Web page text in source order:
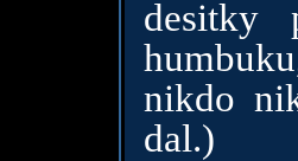
desitky
nikdo
dal.)